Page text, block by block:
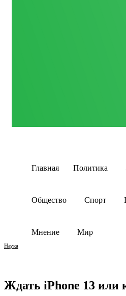
Главная Политика
Общество Спорт
Мнение Мир
Наука
Ждать iPhone 13 или